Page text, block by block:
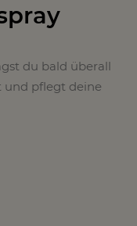
du bald überall
und pflegt deine